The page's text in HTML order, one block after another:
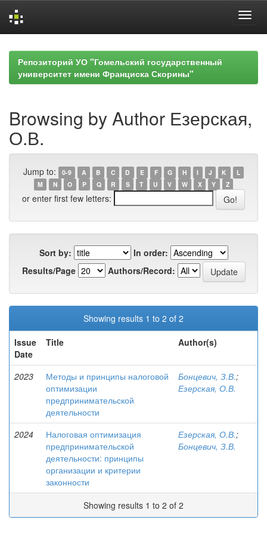
navigationРепозиторий УО "Гомельский государственный
университет имени Франциска Скорины"
Browsing by Author Езерская,
О.В.
Jump to: 0-9 A B C D E F G H I J K
L
M
N O P Q R S T U V W X Y Z
or enter first few letters:
Sort by:
In order:
Results/Page
Authors/Record:
Showing results 1 to 2 of 2
Issue
Date
Title Author(s)
2023
Методы и принципы налоговой
оптимизации
предпринимательской
деятельности
Бонцевич, З.В.;
Езерская, О.В.
2024
Налоговая оптимизация
предпринимательской
деятельности: принципы
организации и критерии
законности
Езерская, О.В.;
Бонцевич, З.В.
Showing results 1 to 2 of 2